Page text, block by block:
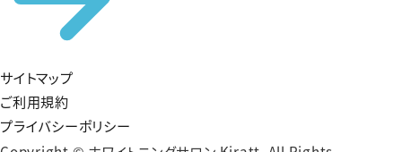
サイトマップ
ご利用規約
プライバシーポリシー